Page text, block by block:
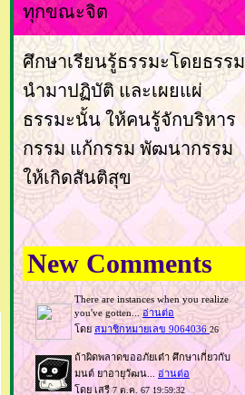
ทุกขณะจิต
ศึกษาเรียนรู้ธรรมะโดยธรรม
นำมาปฏิบัติ และเผยแผ่
ธรรมะนั้น ให้คนรู้จักบริหาร
กรรม แก้กรรม พัฒนากรรม
ห้เกิดสันติสุข
New Comments